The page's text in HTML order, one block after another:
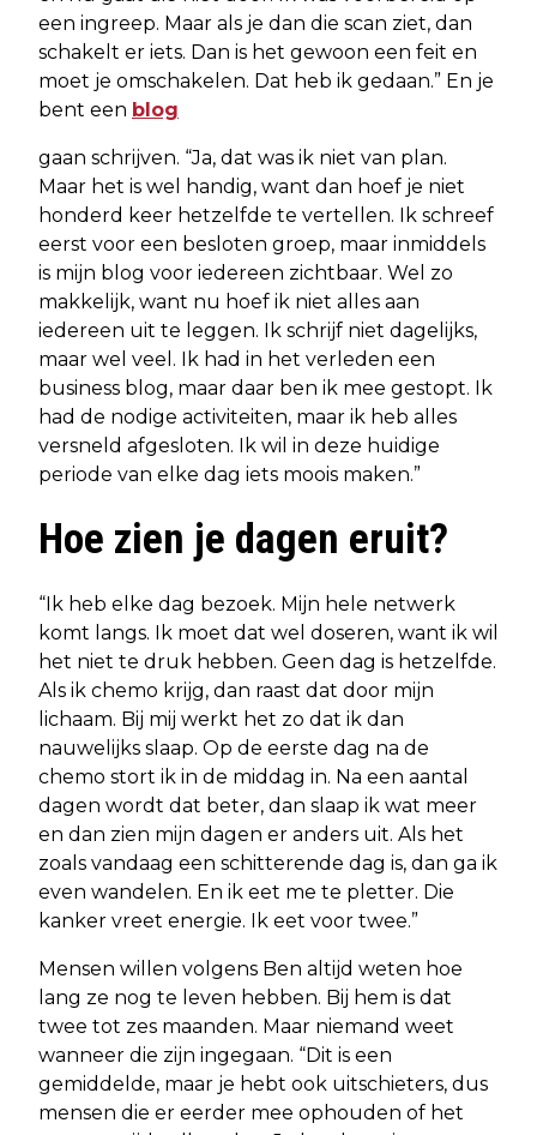
een ingreep. Maar als je dan die scan ziet, dan
schakelt er iets. Dan is het gewoon een feit en
moet je omschakelen. Dat heb ik gedaan.” En je
bent een blog
gaan schrijven. “Ja, dat was ik niet van plan.
Maar het is wel handig, want dan hoef je niet
honderd keer hetzelfde te vertellen. Ik schreef
eerst voor een besloten groep, maar inmiddels
is mijn blog voor iedereen zichtbaar. Wel zo
makkelijk, want nu hoef ik niet alles aan
iedereen uit te leggen. Ik schrijf niet dagelijks,
maar wel veel. Ik had in het verleden een
business blog, maar daar ben ik mee gestopt. Ik
had de nodige activiteiten, maar ik heb alles
versneld afgesloten. Ik wil in deze huidige
periode van elke dag iets moois maken.”
Hoe zien je dagen eruit?
“Ik heb elke dag bezoek. Mijn hele netwerk
komt langs. Ik moet dat wel doseren, want ik wil
het niet te druk hebben. Geen dag is hetzelfde.
Als ik chemo krijg, dan raast dat door mijn
lichaam. Bij mij werkt het zo dat ik dan
nauwelijks slaap. Op de eerste dag na de
chemo stort ik in de middag in. Na een aantal
dagen wordt dat beter, dan slaap ik wat meer
en dan zien mijn dagen er anders uit. Als het
zoals vandaag een schitterende dag is, dan ga ik
even wandelen. En ik eet me te pletter. Die
kanker vreet energie. Ik eet voor twee.”
Mensen willen volgens Ben altijd weten hoe
lang ze nog te leven hebben. Bij hem is dat
twee tot zes maanden. Maar niemand weet
wanneer die zijn ingegaan. “Dit is een
gemiddelde, maar je hebt ook uitschieters, dus
mensen die er eerder mee ophouden of het